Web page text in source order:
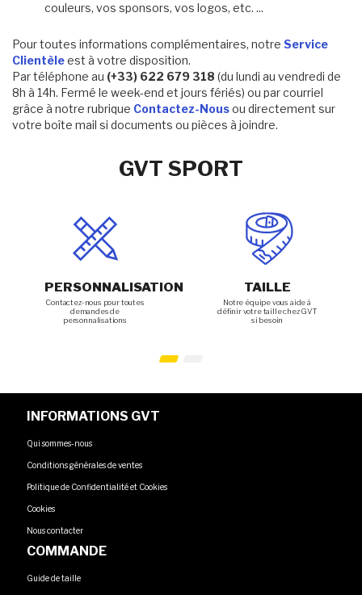
couleurs, vos sponsors, vos logos, etc. ...
Pour toutes informations complémentaires, notre Service
Clientèleest à votre disposition.
Par téléphone au (+33) 622 679 318 (du lundi au vendredi de
8h à 14h. Fermé le week-end et jours fériés) ou par courriel
grâce à notre rubrique Contactez-Nousou directement sur
votre boîte mail si documents ou pièces à joindre.
GVT SPORT
PERSONNALISATION
Contactez-nous pour toutes
demandes de
personnalisations
TAILLE
Notre équipe vous aide à
définir votre taille chez GVT
si besoin
INFORMATIONS GVT
Qui sommes-nous
Conditions générales de ventes
Politique de Confidentialité et Cookies
Cookies
Nous contacter
COMMANDE
Guide de taille